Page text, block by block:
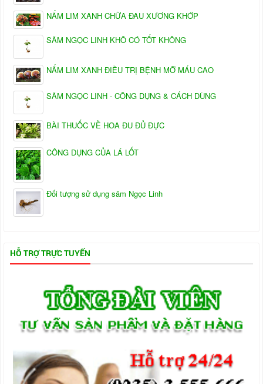
NẤM LIM XANH CHỮA ĐAU XƯƠNG KHỚP
SÂM NGỌC LINH KHÔ CÓ TỐT KHÔNG
NẤM LIM XANH ĐIỀU TRỊ BỆNH MỠ MÁU CAO
SÂM NGỌC LINH - CÔNG DỤNG & CÁCH DÙNG
BÀI THUỐC VỀ HOA ĐU ĐỦ ĐỰC
CÔNG DỤNG CỦA LÁ LỐT
Đối tượng sử dụng sâm Ngọc Linh
HỖ TRỢ TRỰC TUYẾN